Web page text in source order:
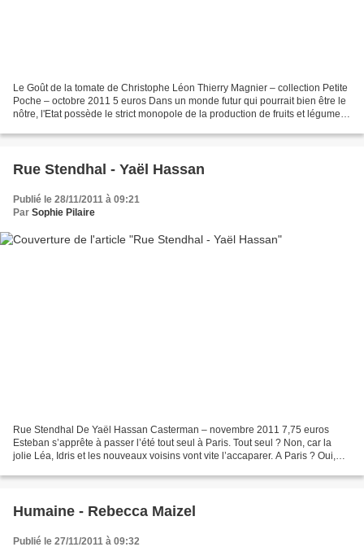
Le Goût de la tomate de Christophe Léon Thierry Magnier – collection Petite
Poche – octobre 2011 5 euros Dans un monde futur qui pourrait bien être le
nôtre, l'Etat possède le strict monopole de la production de fruits et légumes.
Rue Stendhal - Yaël Hassan
Publié le 28/11/2011 à 09:21
Par Sophie Pilaire
Rue Stendhal De Yaël Hassan Casterman – novembre 2011 7,75 euros
Esteban s’apprête à passer l’été tout seul à Paris. Tout seul ? Non, car la
jolie Léa, Idris et les nouveaux voisins vont vite l’accaparer. A Paris ? Oui,
Humaine - Rebecca Maizel
Publié le 27/11/2011 à 09:32